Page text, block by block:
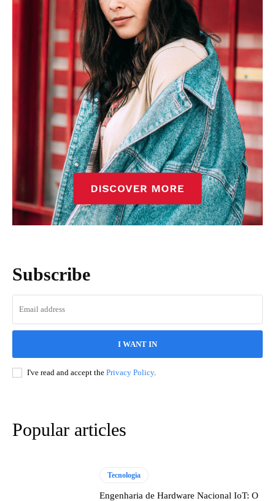
Subscribe
I WANT IN
I've read and accept the Privacy Policy.
Popular articles
Tecnologia
Engenharia de Hardware Nacional IoT: O